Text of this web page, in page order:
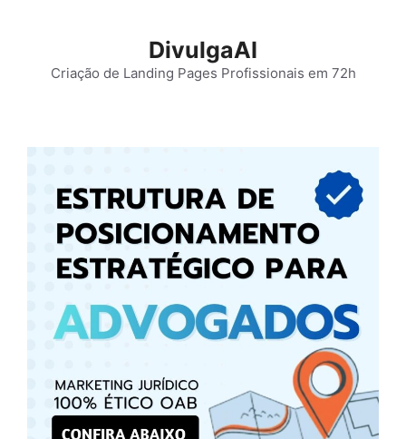
conteúdo
DivulgaAI
Criação de Landing Pages Profissionais em 72h